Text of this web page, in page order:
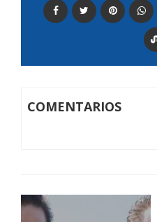
COMENTARIOS